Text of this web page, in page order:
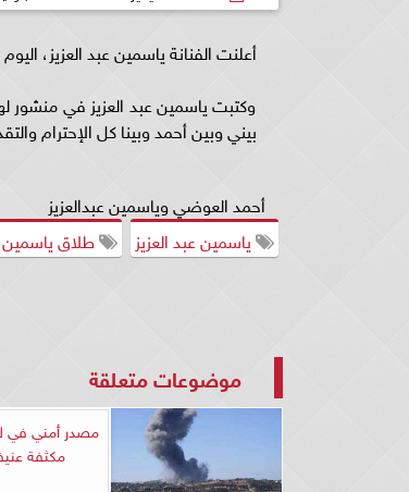
أعلنت الفنانة ياسمين عبد العزيز،
وكتبت ياسمين عبد العزيز في منشور
بيني وبين أحمد وبينا كل الإحترام
أحمد العوضي وياسمين عبدالعزيز
ياسمين عبد العزيز
طلاق ياسمين
موضوعات متعلقة
مصدر أمني في
مكثفة